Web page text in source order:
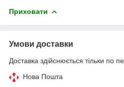
Приховати
Умови доставки
Доставка здійснюється тільки по
Нова Пошта